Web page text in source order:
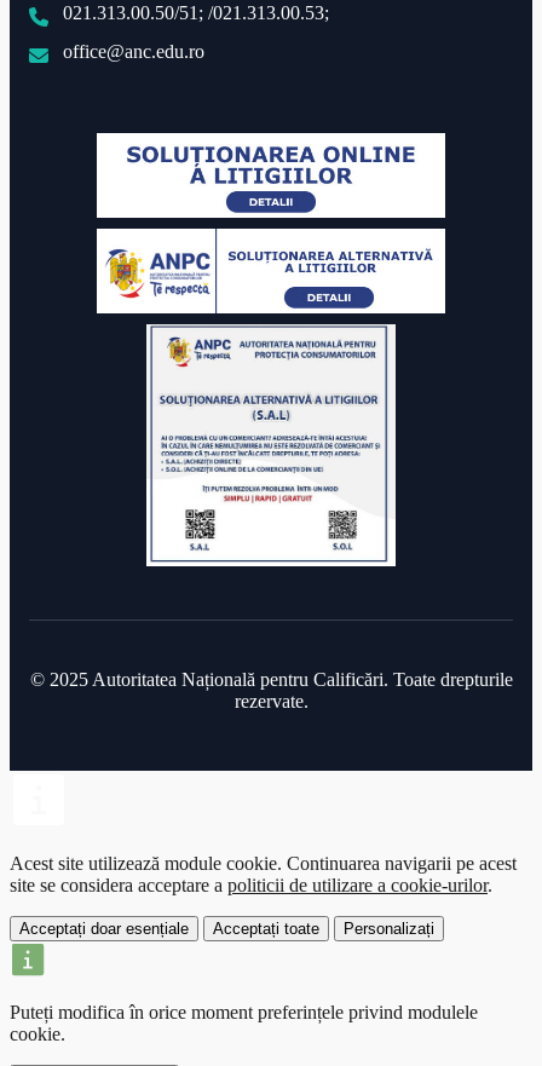
021.313.00.50/51; /021.313.00.53;
office@anc.edu.ro
© 2025 Autoritatea Națională pentru Calificări. Toate drepturile
rezervate.
Acest site utilizează module cookie. Continuarea navigarii pe acest
site se considera acceptare a politicii de utilizare a cookie-urilor.
Acceptați doar esențiale Acceptați toate Personalizați
Puteți modifica în orice moment preferințele privind modulele
cookie.